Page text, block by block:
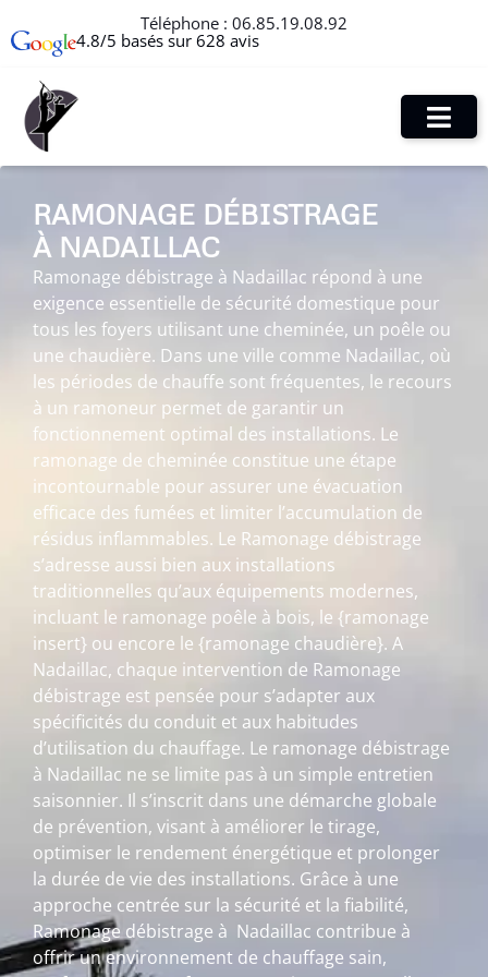
Téléphone : 06.85.19.08.92
4.8/5 basés sur 628 avis
RAMONAGE DÉBISTRAGE
À NADAILLAC
Ramonage débistrage à Nadaillac répond à une
exigence essentielle de sécurité domestique pour
tous les foyers utilisant une cheminée, un poêle ou
une chaudière. Dans une ville comme Nadaillac, où
les périodes de chauffe sont fréquentes, le recours
à un ramoneur permet de garantir un
fonctionnement optimal des installations. Le
ramonage de cheminée constitue une étape
incontournable pour assurer une évacuation
efficace des fumées et limiter l’accumulation de
résidus inflammables. Le Ramonage débistrage
s’adresse aussi bien aux installations
traditionnelles qu’aux équipements modernes,
incluant le ramonage poêle à bois, le {ramonage
insert} ou encore le {ramonage chaudière}. A
Nadaillac, chaque intervention de Ramonage
débistrage est pensée pour s’adapter aux
spécificités du conduit et aux habitudes
d’utilisation du chauffage. Le ramonage débistrage
à Nadaillac ne se limite pas à un simple entretien
saisonnier. Il s’inscrit dans une démarche globale
de prévention, visant à améliorer le tirage,
optimiser le rendement énergétique et prolonger
la durée de vie des installations. Grâce à une
approche centrée sur la sécurité et la fiabilité,
Ramonage débistrage à Nadaillac contribue à
offrir un environnement de chauffage sain,